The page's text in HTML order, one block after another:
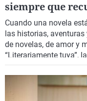
siempre que
Cuando una novela
las historias, aventuras
de novelas, de amor y
“Literariamente tuya”,